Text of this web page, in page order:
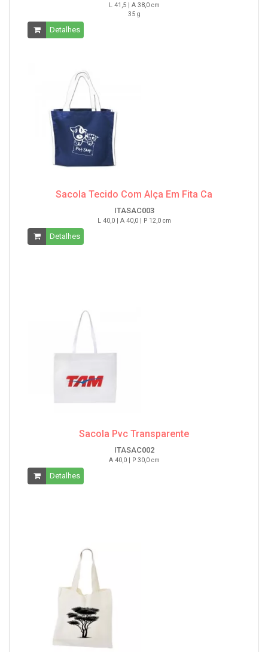
L 41,5 | A 38,0 cm
35 g
Detalhes
Sacola Tecido Com Alça Em Fita Ca
ITASAC003
L 40,0 | A 40,0 | P 12,0 cm
Detalhes
Sacola Pvc Transparente
ITASAC002
A 40,0 | P 30,0 cm
Detalhes